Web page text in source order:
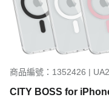
商品編號：1352426 |
CITY BOSS for